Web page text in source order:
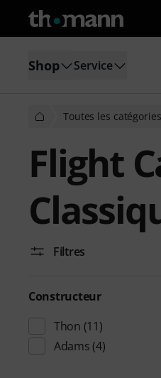
Shop Service
Toutes les catégories
Flight
Filtres
Constructeur
Thon (11)
Adams (4)